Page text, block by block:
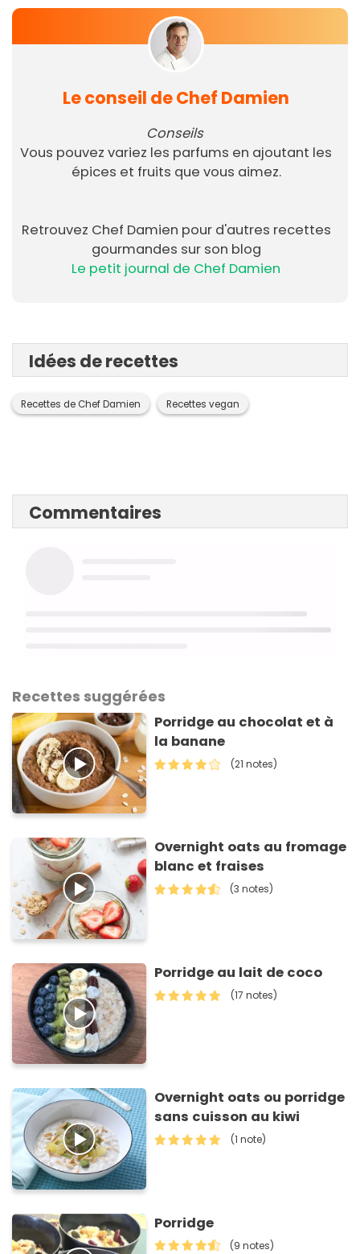
Le conseil de Chef Damien
Conseils
Vous pouvez variez les parfums en ajoutant les
épices et fruits que vous aimez.
Retrouvez Chef Damien pour d'autres recettes
gourmandes sur son blog
Le petit journal de Chef Damien
Idées de recettes
Recettes de Chef Damien Recettes vegan
Commentaires
Recettes suggérées
Porridge au chocolat et à
la banane
(21 notes)
Overnight oats au fromage
blanc et fraises
(3 notes)
Porridge au lait de coco
(17 notes)
Overnight oats ou porridge
sans cuisson au kiwi
(1 note)
Porridge
(9 notes)